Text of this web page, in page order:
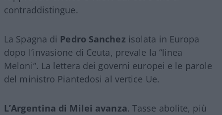
contraddistingue.
La Spagna di Pedro Sanchez isolata in Europa
dopo l’invasione di Ceuta, prevale la “linea
Meloni”. La lettera dei governi europei e le parole
del ministro Piantedosi al vertice Ue.
L’Argentina di Milei avanza. Tasse abolite, più